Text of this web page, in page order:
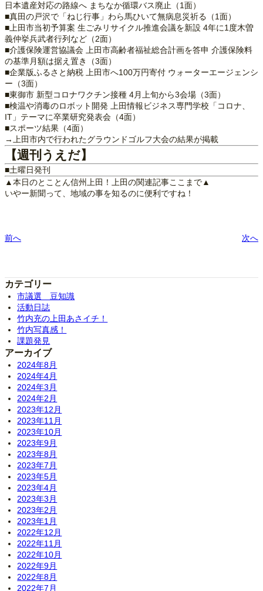
日本遺産対応の路線へ まちなか循環バス廃止（1面）
■真田の戸沢で「ねじ行事」わら馬ひいて無病息災祈る（1面）
■上田市当初予算案 生ごみリサイクル推進会議を新設 4年に1度木曽
義仲挙兵武者行列など（2面）
■介護保険運営協議会 上田市高齢者福祉総合計画を答申 介護保険料
の基準月額は据え置き（3面）
■企業版ふるさと納税 上田市へ100万円寄付 ウォーターエージェンシ
ー（3面）
■東御市 新型コロナワクチン接種 4月上旬から3会場（3面）
■検温や消毒のロボット開発 上田情報ビジネス専門学校「コロナ、
IT」テーマに卒業研究発表会（4面）
■スポーツ結果（4面）
→上田市内で行われたグラウンドゴルフ大会の結果が掲載
【週刊うえだ】
■土曜日発刊
▲本日のとことん信州上田！上田の関連記事ここまで▲
いやー新聞って、地域の事を知るのに便利ですね！
前へ 次へ
カテゴリー
市議選 豆知識
活動日誌
竹内充の上田あさイチ！
竹内写真感！
課題発見
アーカイブ
2024年8月
2024年4月
2024年3月
2024年2月
2023年12月
2023年11月
2023年10月
2023年9月
2023年8月
2023年7月
2023年5月
2023年4月
2023年3月
2023年2月
2023年1月
2022年12月
2022年11月
2022年10月
2022年9月
2022年8月
2022年7月